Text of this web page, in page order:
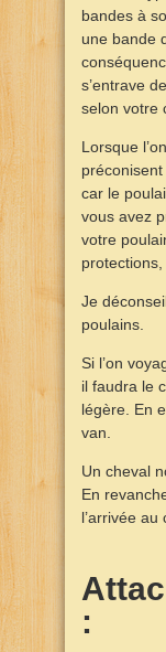
bandes à
une bande
s’entrave
selon votre
Lorsque
car le
vous avez
votre
protections,
Je
poulains.
Si l’on
il faudra le
légère. En
van.
Un cheval
En
l’arrivée au
: